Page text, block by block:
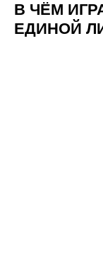
В ЧЁМ
ЕДИНОЙ